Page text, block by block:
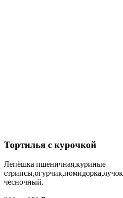
Тортилья с курочкой
Лепёшка пшеничная,куриные
чесночный.